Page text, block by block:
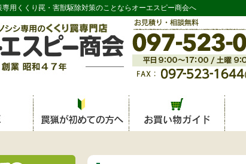
専用くくり罠・害獣駆除対策のことならオーエスピー商会へ